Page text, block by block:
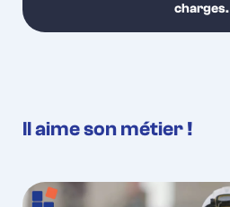
charges.
Il aime son métier !